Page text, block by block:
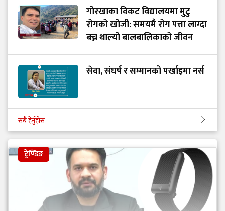
गोरखाका विकट विद्यालयमा मुटु
रोगको खोजी: समयमै रोग पत्ता लाग्दा
बच्न थाल्यो बालबालिकाको जीवन
सेवा, संघर्ष र सम्मानको पर्खाइमा नर्स
सबै हेर्नुहोस
ट्रेण्डिङ